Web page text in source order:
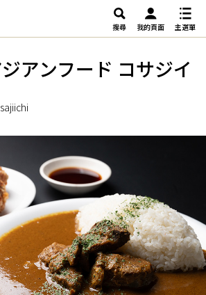
搜尋 我的頁面 主選單
アンフード コサジイ